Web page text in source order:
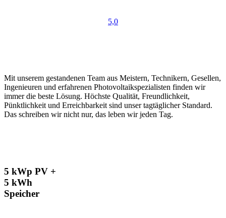
5,0
Mit unserem gestandenen Team aus Meistern, Technikern, Gesellen,
Ingenieuren und erfahrenen Photovoltaikspezialisten finden wir
immer die beste Lösung. Höchste Qualität, Freundlichkeit,
Pünktlichkeit und Erreichbarkeit sind unser tagtäglicher Standard.
Das schreiben wir nicht nur, das leben wir jeden Tag.
5 kWp PV +
5 kWh
Speicher